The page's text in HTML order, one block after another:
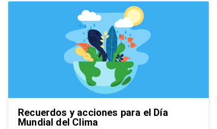
Recuerdos y acciones para el Día
Mundial del Clima